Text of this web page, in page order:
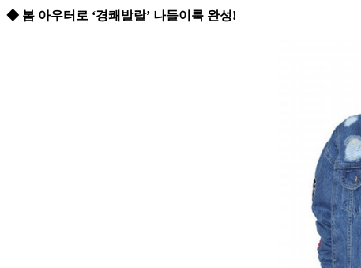
◆ 봄 아우터로 ‘경쾌발랄’ 나들이룩 완성!